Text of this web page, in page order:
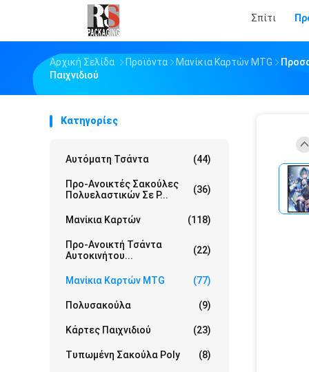
Σπίτι
Αρχική Σελίδα Προϊόντα Μανίκια Καρτών MTG
Παιχνιδιού
Κατηγορίες
Αυτόματη Τσάντα (44)
Προ-Ανοικτές Σακούλες
Πολυελαστικών Σε Ρ...
(36)
Μανίκια Καρτών (118)
Προ-Ανοικτή Τσάντα
Αυτοκινήτου...
(22)
Μανίκια Καρτών MTG (77)
Πολυσακούλα (9)
Κάρτες Παιχνιδιού (23)
Τυπωμένη Σακούλα Poly (8)